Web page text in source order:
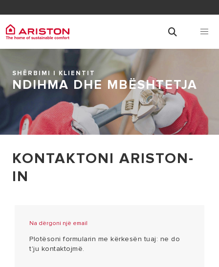
SHËRBIMI I KLIENTIT
NDIHMA DHE MBËSHTETJA
KONTAKTONI ARISTON-
IN
Na dërgoni një email
Plotësoni formularin me kërkesën tuaj: ne do
t'ju kontaktojmë.